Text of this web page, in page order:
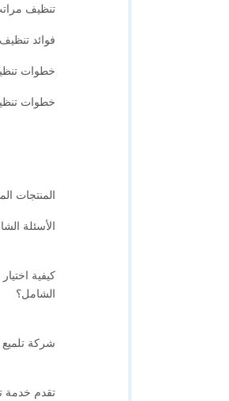
تنظيف
فوائد
خطوات
خطوات
المنتجات
الأسئلة
كيفية
الشامل؟
شركة
تقدم خدمة